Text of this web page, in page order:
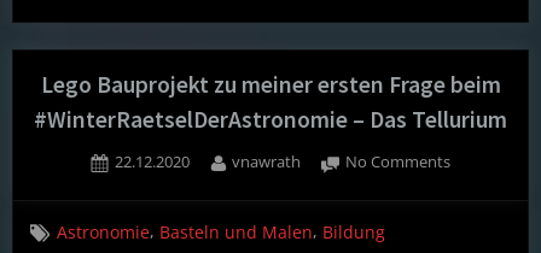
meinem
Blogartikel
Lego
–
Tellurium”
Lego Bauprojekt zu meiner ersten Frage beim
#WinterRaetselDerAstronomie – Das Tellurium
Posted
22.12.2020 By
vnawrath No Commentson
Astronomie, Basteln und Malen, Bildung